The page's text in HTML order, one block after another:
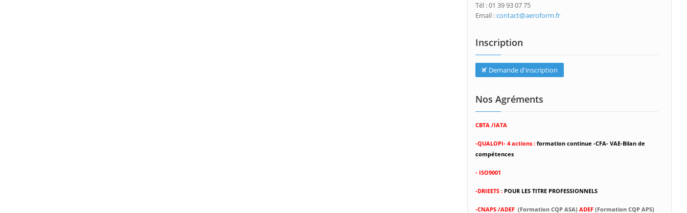
Tél : 01 39 93 07 75
Email :contact@aeroform.fr
Inscription
Demande d'inscription
Nos Agréments
CBTA /IATA
-QUALOPI- 4 actions :formation continue -CFA- VAE-Bilan de
compétences
- ISO9001
-DRIEETS : POUR LES TITRE PROFESSIONNELS
-CNAPS /ADEF (Formation CQP ASA)ADEF(Formation CQP APS)